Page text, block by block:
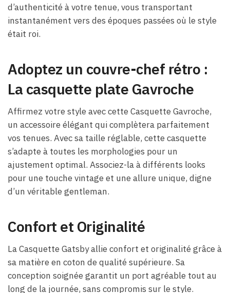
d’authenticité à votre tenue, vous transportant
instantanément vers des époques passées où le style
était roi.
Adoptez un couvre-chef rétro :
La casquette plate Gavroche
Affirmez votre style avec cette Casquette Gavroche,
un accessoire élégant qui complètera parfaitement
vos tenues. Avec sa taille réglable, cette casquette
s’adapte à toutes les morphologies pour un
ajustement optimal. Associez-la à différents looks
pour une touche vintage et une allure unique, digne
d’un véritable gentleman.
Confort et Originalité
La Casquette Gatsby allie confort et originalité grâce à
sa matière en coton de qualité supérieure. Sa
conception soignée garantit un port agréable tout au
long de la journée, sans compromis sur le style.